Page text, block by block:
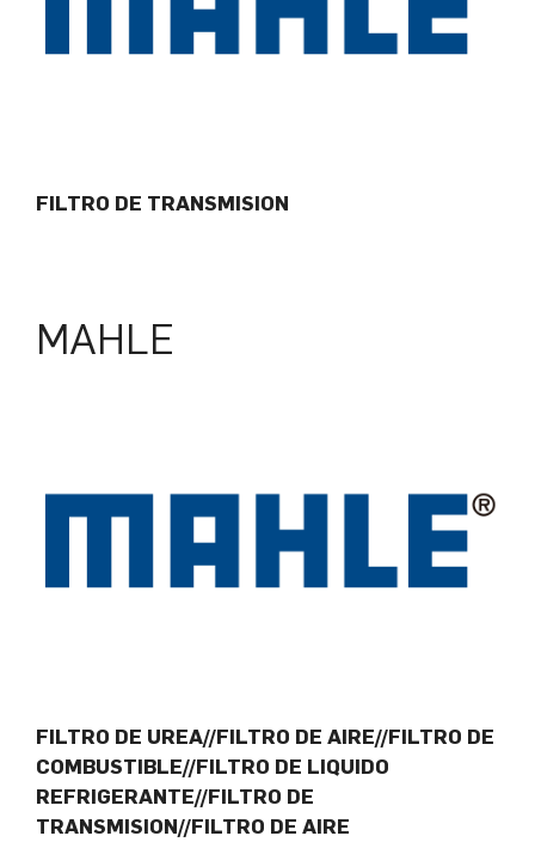
FILTRO DE TRANSMISION
MAHLE
FILTRO DE UREA//FILTRO DE AIRE//FILTRO DE
COMBUSTIBLE//FILTRO DE LIQUIDO
REFRIGERANTE//FILTRO DE
TRANSMISION//FILTRO DE AIRE